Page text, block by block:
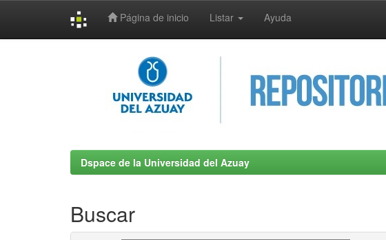
Página de inicio Listar Ayuda
Dspace de la Universidad del Azuay
Buscar